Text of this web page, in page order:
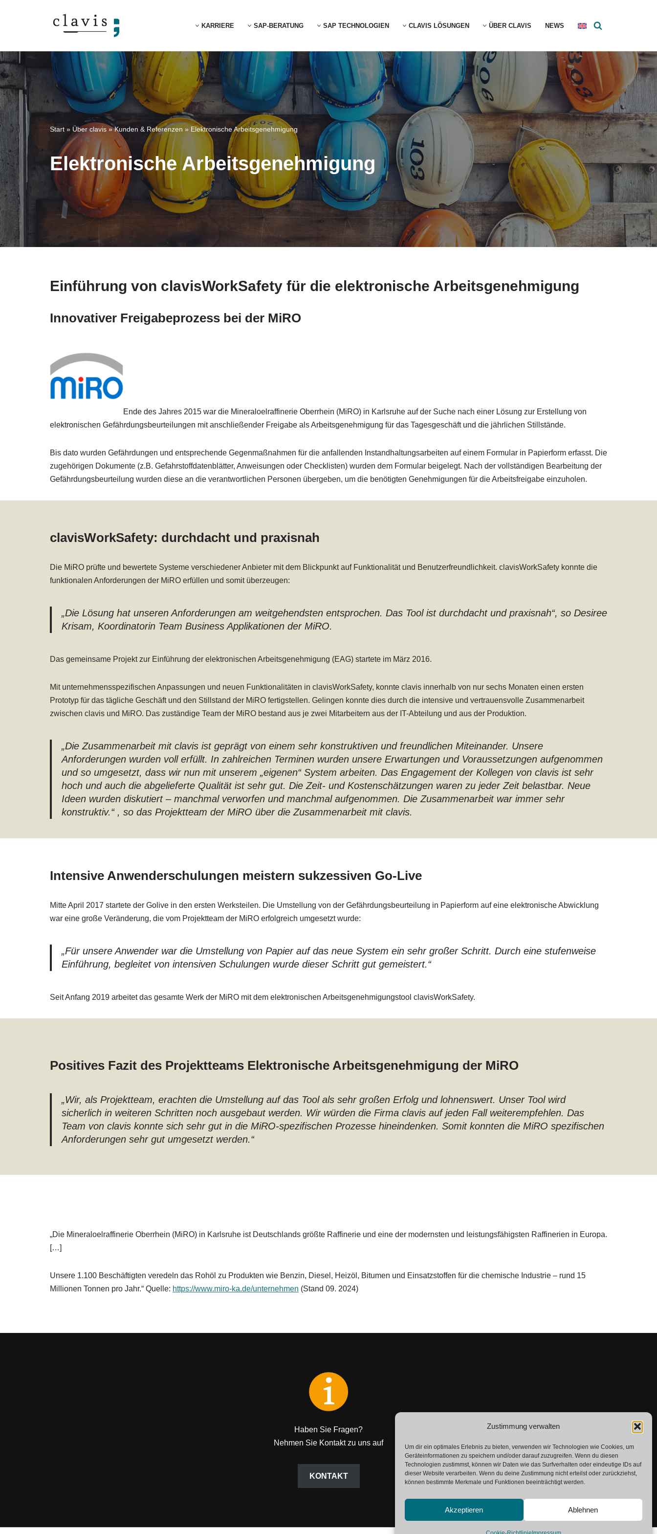
Zustimmung verwalten
Um dir ein optimales Erlebnis zu bieten, verwenden wir Technologien wie Cookies, um
Geräteinformationen zu speichern und/oder darauf zuzugreifen. Wenn du diesen
Technologien zustimmst, können wir Daten wie das Surfverhalten oder eindeutige IDs auf
dieser Website verarbeiten. Wenn du deine Zustimmung nicht erteilst oder zurückziehst,
können bestimmte Merkmale und Funktionen beeinträchtigt werden.
Akzeptieren Ablehnen
springen
KARRIERE SAP-BERATUNG SAP TECHNOLOGIEN CLAVIS LÖSUNGEN ÜBER CLAVIS NEWS
Start » Über clavis »Kunden & Referenzen »Elektronische Arbeitsgenehmigung
Elektronische Arbeitsgenehmigung
Einführung von clavisWorkSafety für die elektronische Arbeitsgenehmigung
Innovativer Freigabeprozess bei der MiRO
Ende des Jahres 2015 war die Mineraloelraffinerie Oberrhein (MiRO) in Karlsruhe auf der Suche nach einer Lösung zur Erstellung von
elektronischen Gefährdungsbeurteilungen mit anschließender Freigabe als Arbeitsgenehmigung für das Tagesgeschäft und die jährlichen Stillstände.
Bis dato wurden Gefährdungen und entsprechende Gegenmaßnahmen für die anfallenden Instandhaltungsarbeiten auf einem Formular in Papierform erfasst. Die
zugehörigen Dokumente (z.B. Gefahrstoffdatenblätter, Anweisungen oder Checklisten) wurden dem Formular beigelegt. Nach der vollständigen Bearbeitung der
Gefährdungsbeurteilung wurden diese an die verantwortlichen Personen übergeben, um die benötigten Genehmigungen für die Arbeitsfreigabe einzuholen.
clavisWorkSafety: durchdacht und praxisnah
Die MiRO prüfte und bewertete Systeme verschiedener Anbieter mit dem Blickpunkt auf Funktionalität und Benutzerfreundlichkeit. clavisWorkSafety konnte die
funktionalen Anforderungen der MiRO erfüllen und somit überzeugen:
„Die Lösung hat unseren Anforderungen am weitgehendsten entsprochen. Das Tool ist durchdacht und praxisnah“, so Desiree
Krisam, Koordinatorin Team Business Applikationen der MiRO.
Das gemeinsame Projekt zur Einführung der elektronischen Arbeitsgenehmigung (EAG) startete im März 2016.
Mit unternehmensspezifischen Anpassungen und neuen Funktionalitäten in clavisWorkSafety, konnte clavis innerhalb von nur sechs Monaten einen ersten
Prototyp für das tägliche Geschäft und den Stillstand der MiRO fertigstellen. Gelingen konnte dies durch die intensive und vertrauensvolle Zusammenarbeit
zwischen clavis und MiRO. Das zuständige Team der MiRO bestand aus je zwei Mitarbeitern aus der IT-Abteilung und aus der Produktion.
„Die Zusammenarbeit mit clavis ist geprägt von einem sehr konstruktiven und freundlichen Miteinander. Unsere
Anforderungen wurden voll erfüllt. In zahlreichen Terminen wurden unsere Erwartungen und Voraussetzungen aufgenommen
und so umgesetzt, dass wir nun mit unserem „eigenen“ System arbeiten. Das Engagement der Kollegen von clavis ist sehr
hoch und auch die abgelieferte Qualität ist sehr gut. Die Zeit- und Kostenschätzungen waren zu jeder Zeit belastbar. Neue
Ideen wurden diskutiert – manchmal verworfen und manchmal aufgenommen. Die Zusammenarbeit war immer sehr
konstruktiv.“ , so das Projektteam der MiRO über die Zusammenarbeit mit clavis.
Intensive Anwenderschulungen meistern sukzessiven Go-Live
Mitte April 2017 startete der Golive in den ersten Werksteilen. Die Umstellung von der Gefährdungsbeurteilung in Papierform auf eine elektronische Abwicklung
war eine große Veränderung, die vom Projektteam der MiRO erfolgreich umgesetzt wurde:
„Für unsere Anwender war die Umstellung von Papier auf das neue System ein sehr großer Schritt. Durch eine stufenweise
Einführung, begleitet von intensiven Schulungen wurde dieser Schritt gut gemeistert.“
Seit Anfang 2019 arbeitet das gesamte Werk der MiRO mit dem elektronischen Arbeitsgenehmigungstool clavisWorkSafety.
Positives Fazit des Projektteams Elektronische Arbeitsgenehmigung der MiRO
„Wir, als Projektteam, erachten die Umstellung auf das Tool als sehr großen Erfolg und lohnenswert. Unser Tool wird
sicherlich in weiteren Schritten noch ausgebaut werden. Wir würden die Firma clavis auf jeden Fall weiterempfehlen. Das
Team von clavis konnte sich sehr gut in die MiRO-spezifischen Prozesse hineindenken. Somit konnten die MiRO spezifischen
Anforderungen sehr gut umgesetzt werden.“
„Die Mineraloelraffinerie Oberrhein (MiRO) in Karlsruhe ist Deutschlands größte Raffinerie und eine der modernsten und leistungsfähigsten Raffinerien in Europa.
[…]
Unsere 1.100 Beschäftigten veredeln das Rohöl zu Produkten wie Benzin, Diesel, Heizöl, Bitumen und Einsatzstoffen für die chemische Industrie – rund 15
Millionen Tonnen pro Jahr.“ Quelle: https://www.miro-ka.de/unternehmen (Stand 09. 2024)
Haben Sie Fragen?
Nehmen Sie Kontakt zu uns auf
KONTAKT